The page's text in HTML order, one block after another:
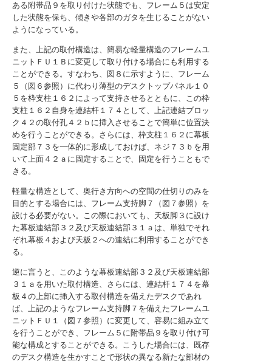
ある附帯品９を取り付けた状態でも、フレーム５は安定
した状態を保ち、傾きや各部のガタを生じることがない
ようになっている。
また、上記の取付構造は、簡易な軽量構造のフレームユ
ニットＦＵ１Ｂに変更して取り付ける場合にも利用する
ことができる。すなわち、図８に示すように、フレーム
５（図６参照）に代わり薄型のデスクトップパネル１０
５を枠支柱１６２によって支持させるとともに、この枠
支柱１６２自身を連結杆１７４として、上記連結ブロッ
ク４２の取付孔４２ｂに挿入させることで簡単に位置決
めを行うことができる。さらには、枠支柱１６２に幕板
固定部７３を一体的に形成しておけば、ネジ７３ｂを用
いて上面４２ａに固定することで、固定を行うこともで
きる。
軽量な構造として、奥行き方向への空間の仕切りのみを
目的とする場合には、フレーム支持脚７（図７参照）を
設ける必要がない。この際においても、天板脚３に設け
た幕板連結部３２及び天板連結部３１ａは、単独でそれ
ぞれ幕板４および天板２への連結に利用することができ
る。
逆に言うと、このような幕板連結部３２及び天板連結部
３１ａを用いた取付構造、さらには、連結杆１７４を幕
板４の上部に挿入する取付構造を備えたデスクであれ
ば、上記のようなフレーム支持脚７を備えたフレームユ
ニットＦＵ１（図７参照）に変更して、容易に組み立て
を行うことができ、フレーム５に附帯品９を取り付け可
能な構成とすることができる。こうした場合には、既存
のデスク構造を生かすことで形状の異なる新たな部材の